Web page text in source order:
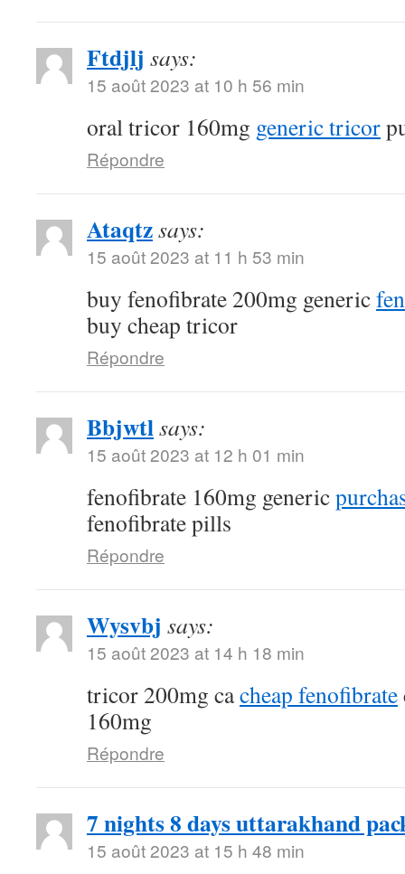
Ftdjlj says:
15 août 2023 at 10 h 56 min
oral tricor 160mg generic tricor
Répondre
Ataqtzsays:
15 août 2023 at 11 h 53 min
buy fenofibrate 200mg generic
buy cheap tricor
Répondre
Bbjwtlsays:
15 août 2023 at 12 h 01 min
fenofibrate 160mg generic
fenofibrate pills
Répondre
Wysvbj says:
15 août 2023 at 14 h 18 min
tricor 200mg cacheap fenofibrate
160mg
Répondre
7 nights 8 days uttarakhand
15 août 2023 at 15 h 48 min